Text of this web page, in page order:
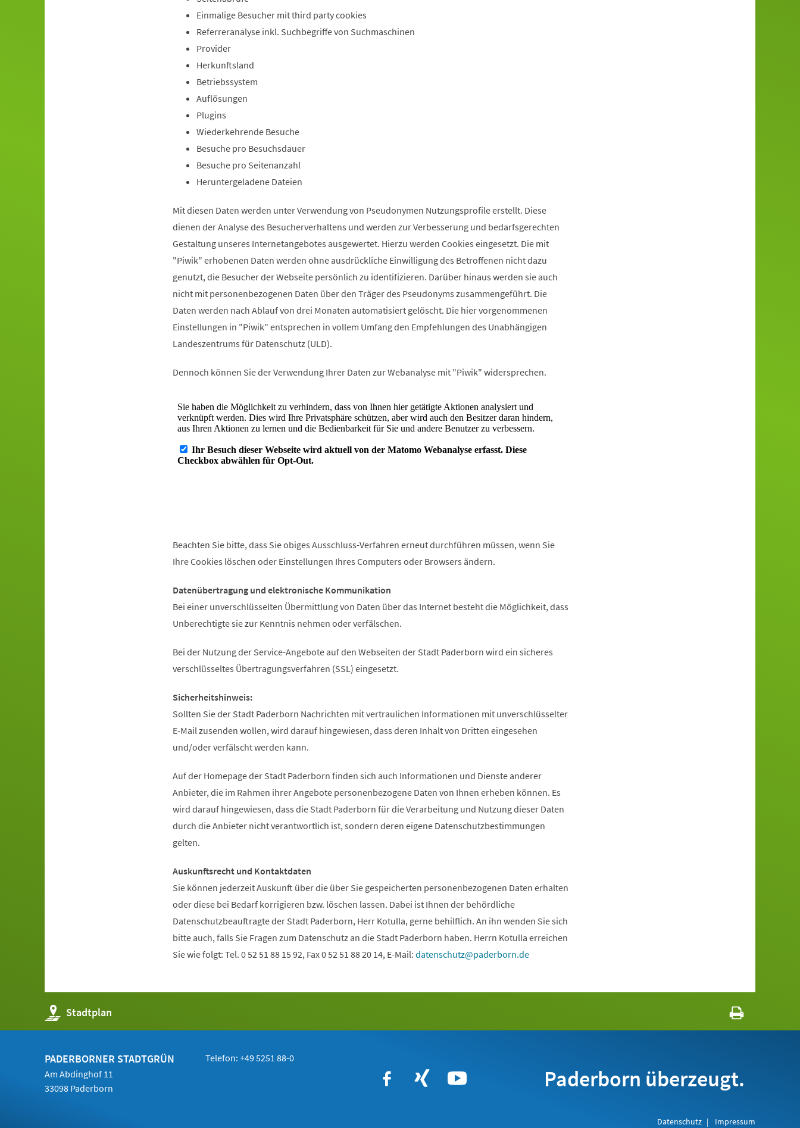
Einmalige Besucher mit third party cookies
Referreranalyse inkl. Suchbegriffe von Suchmaschinen
Provider
Herkunftsland
Betriebssystem
Auflösungen
Plugins
Wiederkehrende Besuche
Besuche pro Besuchsdauer
Besuche pro Seitenanzahl
Heruntergeladene Dateien
Mit diesen Daten werden unter Verwendung von Pseudonymen Nutzungsprofile erstellt. Diese
dienen der Analyse des Besucherverhaltens und werden zur Verbesserung und bedarfsgerechten
Gestaltung unseres Internetangebotes ausgewertet. Hierzu werden Cookies eingesetzt. Die mit
"Piwik" erhobenen Daten werden ohne ausdrückliche Einwilligung des Betroffenen nicht dazu
genutzt, die Besucher der Webseite persönlich zu identifizieren. Darüber hinaus werden sie auch
nicht mit personenbezogenen Daten über den Träger des Pseudonyms zusammengeführt. Die
Daten werden nach Ablauf von drei Monaten automatisiert gelöscht. Die hier vorgenommenen
Einstellungen in "Piwik" entsprechen in vollem Umfang den Empfehlungen des Unabhängigen
Landeszentrums für Datenschutz (ULD).
Dennoch können Sie der Verwendung Ihrer Daten zur Webanalyse mit "Piwik" widersprechen.
Beachten Sie bitte, dass Sie obiges Ausschluss-Verfahren erneut durchführen müssen, wenn Sie
Ihre Cookies löschen oder Einstellungen Ihres Computers oder Browsers ändern.
Datenübertragung und elektronische Kommunikation
Bei einer unverschlüsselten Übermittlung von Daten über das Internet besteht die Möglichkeit, dass
Unberechtigte sie zur Kenntnis nehmen oder verfälschen.
Bei der Nutzung der Service-Angebote auf den Webseiten der Stadt Paderborn wird ein sicheres
verschlüsseltes Übertragungsverfahren (SSL) eingesetzt.
Sicherheitshinweis:
Sollten Sie der Stadt Paderborn Nachrichten mit vertraulichen Informationen mit unverschlüsselter
E-Mail zusenden wollen, wird darauf hingewiesen, dass deren Inhalt von Dritten eingesehen
und/oder verfälscht werden kann.
Auf der Homepage der Stadt Paderborn finden sich auch Informationen und Dienste anderer
Anbieter, die im Rahmen ihrer Angebote personenbezogene Daten von Ihnen erheben können. Es
wird darauf hingewiesen, dass die Stadt Paderborn für die Verarbeitung und Nutzung dieser Daten
durch die Anbieter nicht verantwortlich ist, sondern deren eigene Datenschutzbestimmungen
gelten.
Auskunftsrecht und Kontaktdaten
Sie können jederzeit Auskunft über die über Sie gespeicherten personenbezogenen Daten erhalten
oder diese bei Bedarf korrigieren bzw. löschen lassen. Dabei ist Ihnen der behördliche
Datenschutzbeauftragte der Stadt Paderborn, Herr Kotulla, gerne behilflich. An ihn wenden Sie sich
bitte auch, falls Sie Fragen zum Datenschutz an die Stadt Paderborn haben. Herrn Kotulla erreichen
Sie wie folgt: Tel. 0 52 51 88 15 92, Fax 0 52 51 88 20 14, E-Mail: datenschutz paderborn de
Stadtplan
(Öffnet
in
einem
Tab)
PADERBORNER STADTGRÜN
Am Abdinghof 11
33098 Paderborn
Telefon: +49 5251 88-0
Paderborn überzeugt.
Datenschutz Impressum